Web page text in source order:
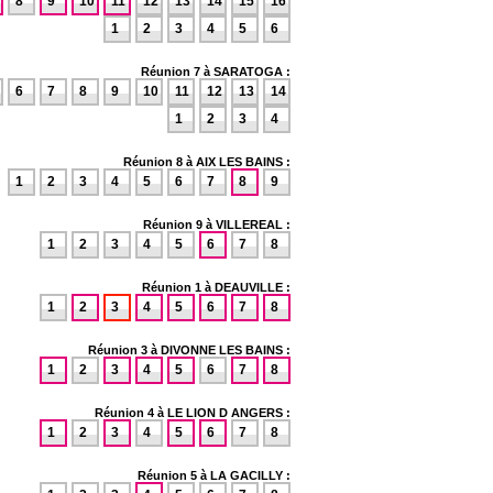
6
5
4
3
2
1
Réunion 7 à SARATOGA :
14
13
12
11
10
9
8
7
6
4
3
2
1
Réunion 8 à AIX LES BAINS :
9
8
7
6
5
4
3
2
1
Réunion 9 à VILLEREAL :
8
7
6
5
4
3
2
1
Réunion 1 à DEAUVILLE :
8
7
6
5
4
3
2
1
Réunion 3 à DIVONNE LES BAINS :
8
7
6
5
4
3
2
1
Réunion 4 à LE LION D ANGERS :
8
7
6
5
4
3
2
1
Réunion 5 à LA GACILLY :